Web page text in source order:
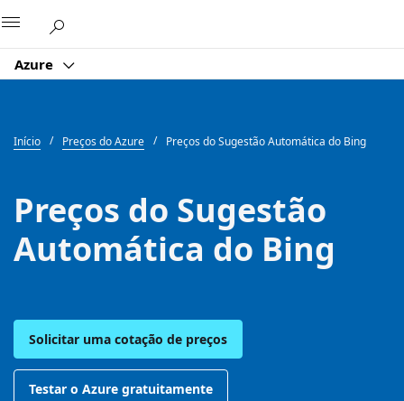
Azure
Início Preços do Azure Preços do Sugestão Automática do Bing
Preços do Sugestão
Automática do Bing
Solicitar uma cotação de preços
Testar o Azure gratuitamente